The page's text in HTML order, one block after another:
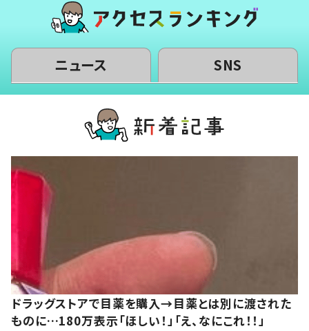
ニュース SNS
ドラッグストアで目薬を購入→目薬とは別に渡された
ものに…180万表示「ほしい！」「え、なにこれ！！」